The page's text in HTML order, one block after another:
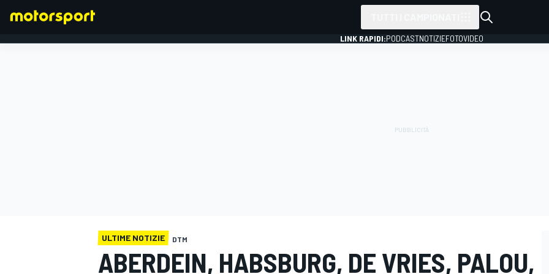
LINK RAPIDI:PODCASTNOTIZIEFOTOVIDEO
ULTIME NOTIZIE DTM
ABERDEIN, HABSBURG, DE VRIES, PALOU,